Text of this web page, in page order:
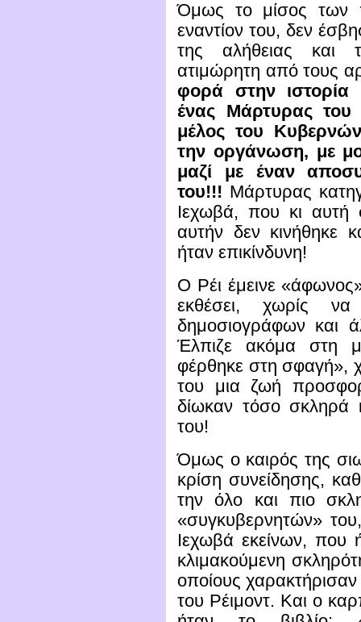
Όμως το μίσος των
εναντίον του, δεν
της αλήθειας και
ατιμώρητη από τους
φορά στην
ένας Μάρτυρας
μέλος του
την οργάνωση, με
μαζί με έναν
του!!! Μάρτυρας
Ιεχωβά, που κι αυτή
αυτήν δεν κινήθηκε
ήταν επικίνδυνη!
Ο Ρέι έμεινε
εκθέσει, χωρίς να
δημοσιογράφων και
Έλπιζε ακόμα στη
φέρθηκε στη σφαγή»,
του μια ζωή
δίωκαν τόσο σκληρά
του!
Όμως ο καιρός της
κρίση συνείδησης,
την όλο και πιο
«συγκυβερνητών»
Ιεχωβά εκείνων, που
κλιμακούμενη
οποίους
του Ρέιμοντ. Και ο